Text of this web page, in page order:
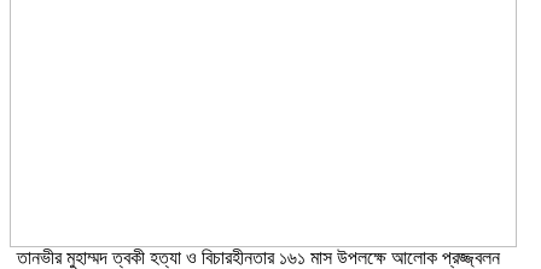
তানভীর মুহাম্মদ ত্বকী হত্যা ও বিচারহীনতার ১৬১ মাস উপলক্ষে আলোক প্রজ্জ্বলন